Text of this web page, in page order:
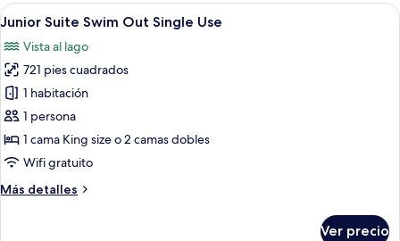
Abrir
todas
las
fotos
de
Junior
Suite
Swim
Single
Un dormitorio moderno con una
7
Junior Suite Swim Out Single Use
Vista al lago
721 pies cuadrados
1 habitación
1 persona
1 cama King size o 2 camas dobles
Wifi gratuito
Más detalles
Más
Ver precio